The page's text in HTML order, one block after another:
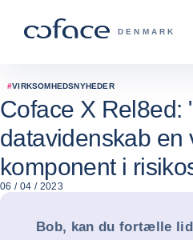
COFACE
DENMARK
Tilbage til hjemmesiden
#VIRKSOMHEDSNYHEDER
Coface X Rel8ed:
datavidenskab en
komponent i
06 / 04 / 2023
Bob, kan du fortælle